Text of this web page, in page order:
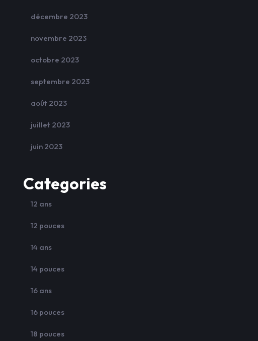
décembre 2023
novembre 2023
octobre 2023
septembre 2023
août 2023
juillet 2023
juin 2023
Categories
12 ans
12 pouces
14 ans
14 pouces
16 ans
16 pouces
18 pouces